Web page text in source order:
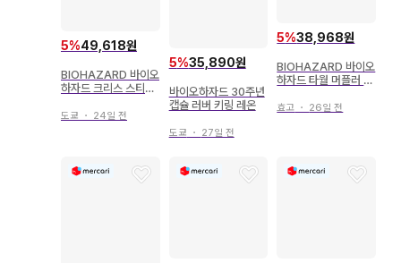
5%49,618원
BIOHAZARD 바이오
하자드 크리스 스티커
도쿄 ・ 24일 전
5%35,890원
바이오하자드 30주년
캡슐 러버 키링 레온
도쿄 ・ 27일 전
5%38,968원
BIOHAZARD 바이오
하자드 타월 머플러 타
효고 ・ 26일 전